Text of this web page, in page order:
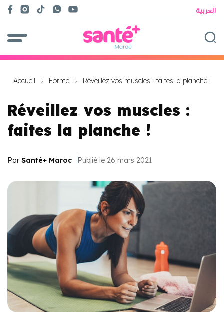
العربية
Accueil Forme Réveillez vos muscles : faites la planche !
Réveillez vos muscles :
faites la planche !
Par Santé+ Maroc Publié le 26 mars 2021